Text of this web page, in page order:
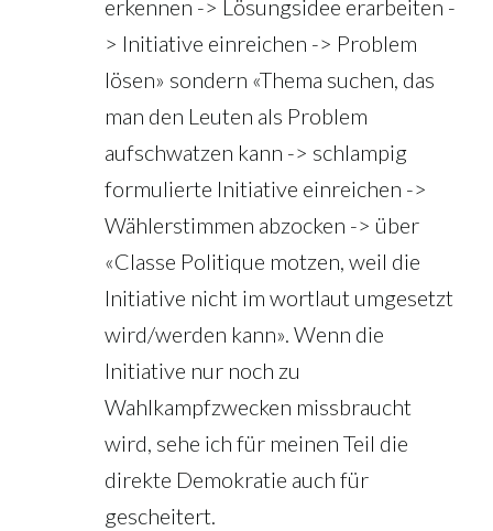
erkennen -> Lösungsidee erarbeiten -
> Initiative einreichen -> Problem
lösen» sondern «Thema suchen, das
man den Leuten als Problem
aufschwatzen kann -> schlampig
formulierte Initiative einreichen ->
Wählerstimmen abzocken -> über
«Classe Politique motzen, weil die
Initiative nicht im wortlaut umgesetzt
wird/werden kann». Wenn die
Initiative nur noch zu
Wahlkampfzwecken missbraucht
wird, sehe ich für meinen Teil die
direkte Demokratie auch für
gescheitert.